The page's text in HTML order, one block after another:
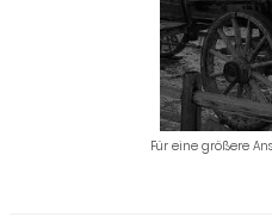
Für eine größere